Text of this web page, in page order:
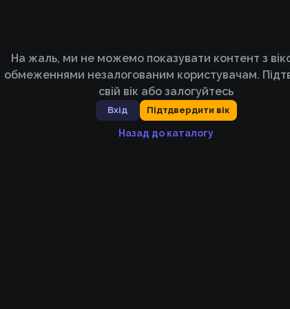
На жаль, ми не можемо показувати контент з
обмеженнями незалогованим користувачам.
свій вік або залогуйтесь
Вхід Підтдвердити вік
Назад до каталогу